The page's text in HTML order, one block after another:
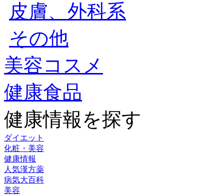
皮膚、外科系
その他
美容コスメ
健康食品
健康情報を探す
ダイエット
化粧・美容
健康情報
人気漢方薬
病気大百科
美容